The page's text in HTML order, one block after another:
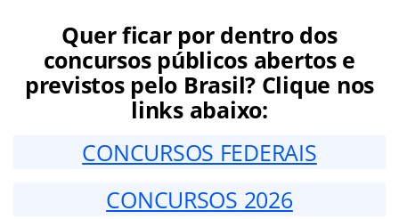
Quer ficar por dentro dos
concursos públicos abertos e
previstos pelo Brasil? Clique nos
links abaixo:
CONCURSOS FEDERAIS
CONCURSOS 2026